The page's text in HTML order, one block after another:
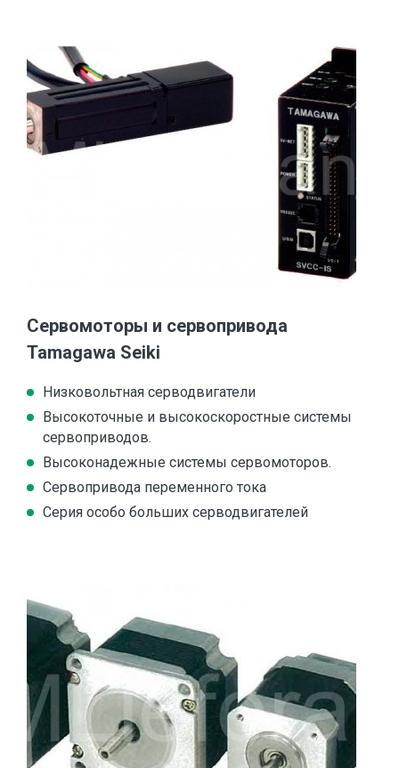
Сервомоторы и сервопривода
Tamagawa Seiki
Низковольтная серводвигатели
Высокоточные и высокоскоростные системы
сервоприводов.
Высоконадежные системы сервомоторов.
Сервопривода переменного тока
Серия особо больших серводвигателей